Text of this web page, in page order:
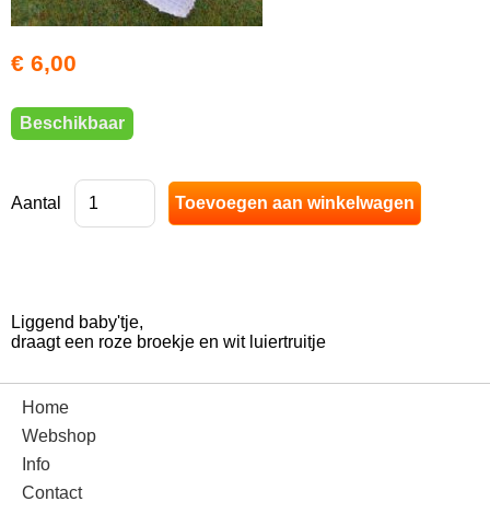
€ 6,00
Beschikbaar
Aantal
Liggend baby'tje,
draagt een roze broekje en wit luiertruitje
Home
Webshop
Info
Contact